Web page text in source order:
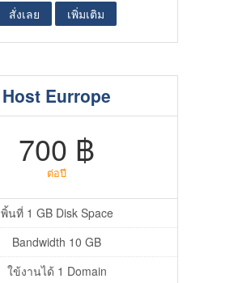
สั่งเลย เพิ่มเติม
Host Eurrope
700 ฿
ต่อปี
พิ้นที่ 1 GB Disk Space
Bandwidth 10 GB
ใข้งานได้ 1 Domain